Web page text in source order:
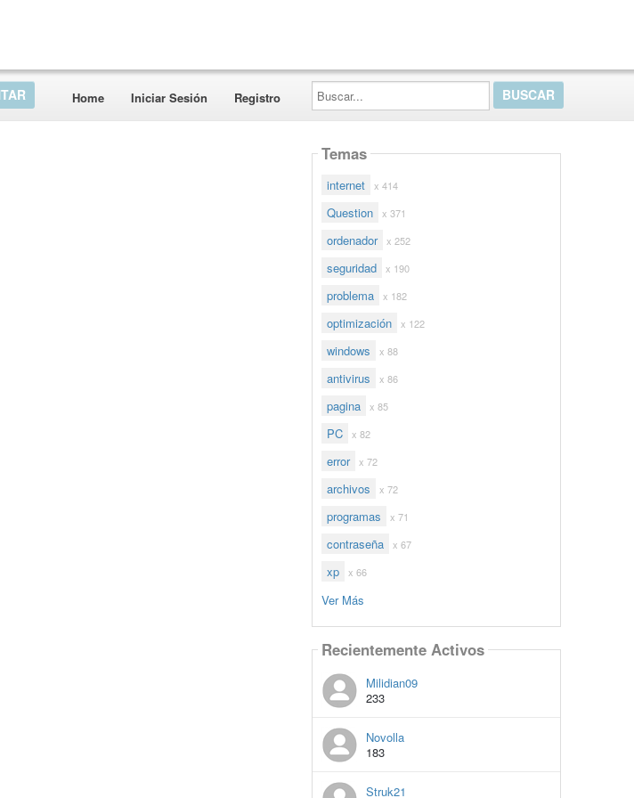
Home Iniciar Sesión Registro
Buscar...
Temas
internet x 414
Question x 371
ordenador x 252
seguridad x 190
problema x 182
optimización x 122
windows x 88
antivirus x 86
pagina x 85
PC x 82
error x 72
archivos x 72
programas x 71
contraseña x 67
xp x 66
Ver Más
Recientemente Activos
Milidian09
233
Novolla
183
Struk21